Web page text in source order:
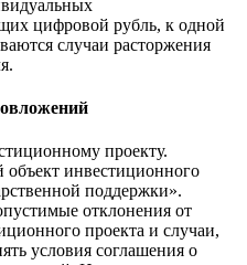
цифровой рубль, к одной
случаи расторжения
проекту.
объект инвестиционного
поддержки».
отклонения от
проекта и случаи,
условия соглашения о